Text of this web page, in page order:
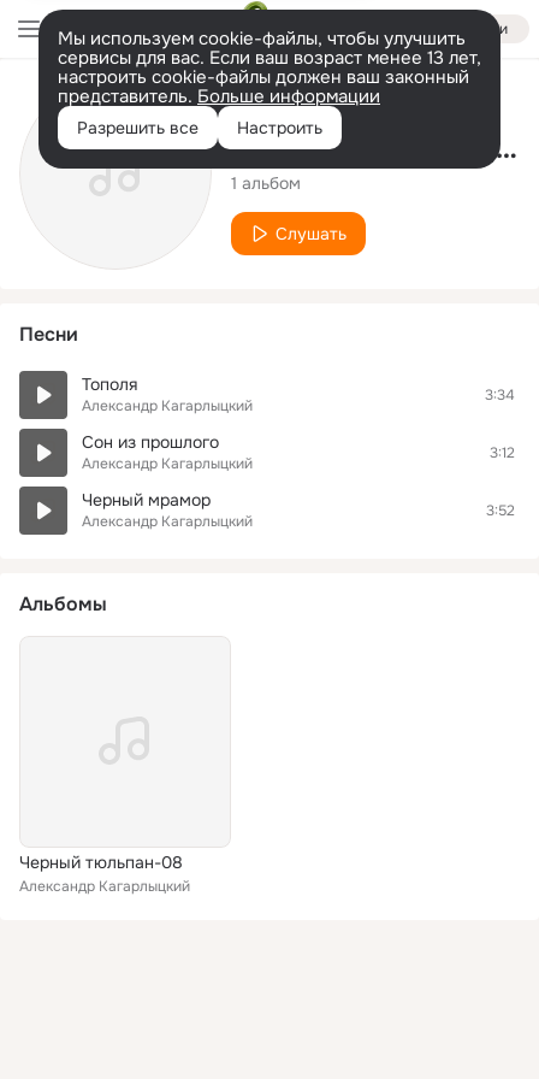
Войти
Мы используем cookie-файлы, чтобы улучшить
сервисы для вас. Если ваш возраст менее 13 лет,
настроить cookie-файлы должен ваш законный
представитель. Больше информации
Разрешить все Настроить
Исполнитель
Александр Кагарлыцкий
1 альбом
Слушать
Песни
Тополя
Александр Кагарлыцкий
3:34
Сон из прошлого
Александр Кагарлыцкий
3:12
Черный мрамор
Александр Кагарлыцкий
3:52
Альбомы
Черный тюльпан-08
Александр Кагарлыцкий